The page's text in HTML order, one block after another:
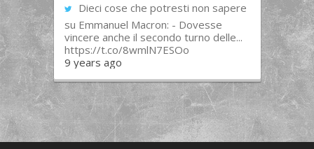
Dieci cose che potresti non sapere
su Emmanuel Macron: - Dovesse
vincere anche il secondo turno delle...
https://t.co/8wmlN7ESOo
9 years ago